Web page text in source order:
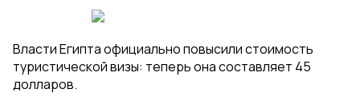
Власти Египта официально повысили стоимость
туристической визы: теперь она составляет 45
долларов.